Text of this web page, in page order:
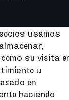
usamos
su visita
u
en
haciendo